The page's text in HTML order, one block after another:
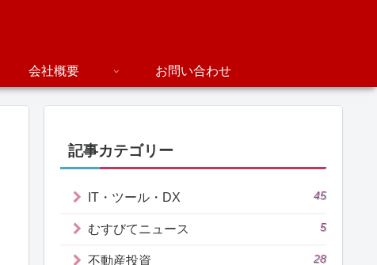
会社概要 お問い合わせ
記事カテゴリー
IT・ツール・DX 45
むすびてニュース 5
不動産投資 28